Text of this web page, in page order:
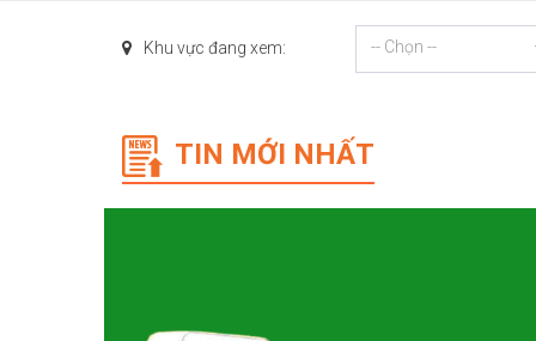
Khu vực đang xem: -- Chọn --
TIN MỚI NHẤT